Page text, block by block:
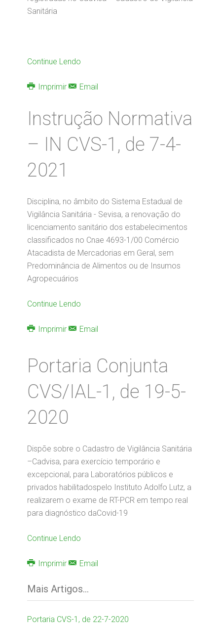
Sanitária
Continue Lendo
Imprimir Email
Instrução Normativa
– IN CVS-1, de 7-4-
2021
Disciplina, no âmbito do Sistema Estadual de
Vigilância Sanitária - Sevisa, a renovação do
licenciamento sanitário dos estabelecimentos
classificados no Cnae 4693-1/00 Comércio
Atacadista de Mercadorias em Geral, sem
Predominância de Alimentos ou de Insumos
Agropecuários
Continue Lendo
Imprimir Email
Portaria Conjunta
CVS/IAL-1, de 19-5-
2020
Dispõe sobre o Cadastro de Vigilância Sanitária
–Cadvisa, para exercício temporário e
excepcional, para Laboratórios públicos e
privados habilitadospelo Instituto Adolfo Lutz, a
realizarem o exame de RT-PCR em tempo real
para diagnóstico daCovid-19
Continue Lendo
Imprimir Email
Mais Artigos...
Portaria CVS-1, de 22-7-2020